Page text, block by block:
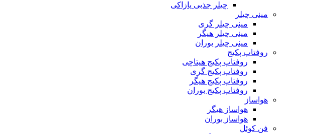
چیلر جذبی یازاکی
مینی چیلر
مینی چیلر گری
مینی چیلر هیگر
مینی چیلر بوران
روفتاپ پکیج
روفتاپ پکیج هیتاچی
روفتاپ پکیج گری
روفتاپ پکیج هیگر
روفتاپ پکیج بوران
هواساز
هواساز هیگر
هواساز بوران
فن کوئل